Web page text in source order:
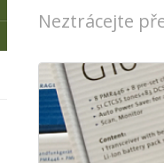
Neztrácejte